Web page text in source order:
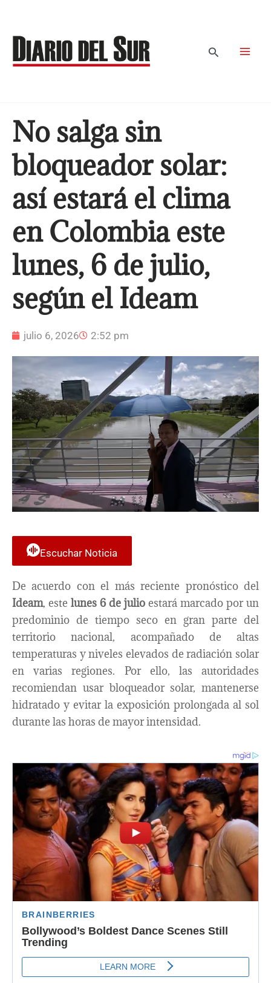
contenido
Buscar
No salga sin
bloqueador solar:
así estará el clima
en Colombia este
lunes, 6 de julio,
según el Ideam
julio 6, 2026 2:52 pm
Escuchar Noticia
De acuerdo con el más reciente pronóstico del
Ideam, este lunes 6 de julio estará marcado por un
predominio de tiempo seco en gran parte del
territorio nacional, acompañado de altas
temperaturas y niveles elevados de radiación solar
en varias regiones. Por ello, las autoridades
recomiendan usar bloqueador solar, mantenerse
hidratado y evitar la exposición prolongada al sol
durante las horas de mayor intensidad.